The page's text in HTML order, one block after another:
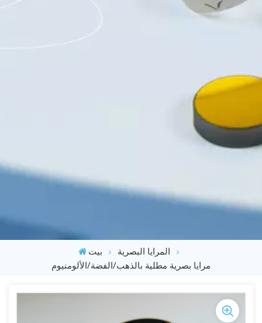
بيت
المرايا البصرية
مرايا بصرية مطلية بالذهب/الفضة/الألومنيوم